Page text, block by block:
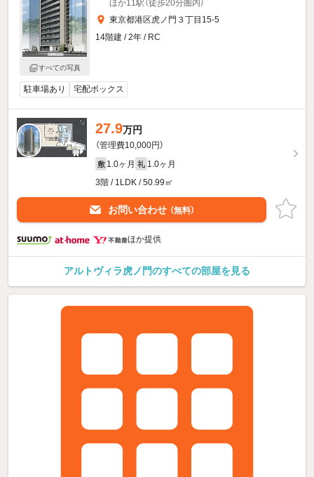
すべての写真
ほか11駅（徒歩20分圏内）
東京都港区虎ノ門３丁目15-5
14階建 / 2年 / RC
駐車場あり 宅配ボックス
27.9万円
（管理費10,000円）
敷 1.0ヶ月 礼 1.0ヶ月
3階 / 1LDK / 50.99㎡
お問い合わせ （無料）
ほか提供
アルトヴィラ虎ノ門のすべての部屋を見る